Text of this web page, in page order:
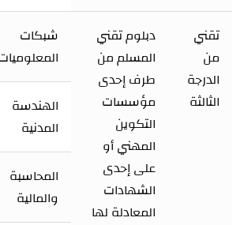
تقني
من
الدرجة
الثالثة
دبلوم تقني
المسلم من
طرف إحدى
مؤسسات
التكوين
المهني أو
على إحدى
الشهادات
المعادلة لها
شبكات
الهندسة
المدنية
المحاسبة
والمالية